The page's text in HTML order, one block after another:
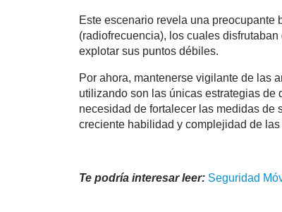
Este escenario revela una
(radiofrecuencia), los cuales
explotar sus puntos débiles.
Por ahora, mantenerse vigilante de las
utilizando son las únicas estrategias
necesidad de fortalecer las medidas de
creciente habilidad y complejidad de
Te podría interesar leer: Seguridad